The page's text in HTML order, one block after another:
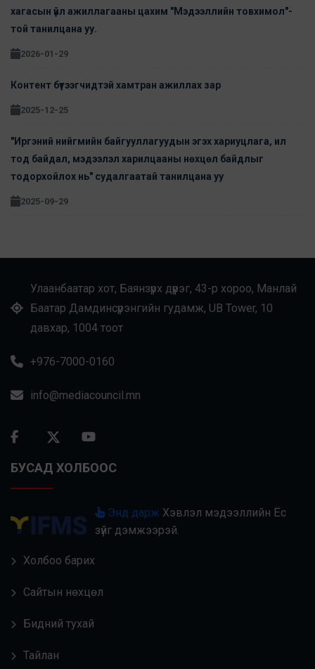
хагасын үйл ажиллагааны цахим "Мэдээллийн товхимол"-
той танилцана уу.
2026-01-29
Контент бүтээгчидтэй хамтран ажиллах зар
2025-12-25
"Иргэний нийгмийн байгууллагуудын эгэх хариуцлага, ил
тод байдал, мэдээлэл харилцааны нөхцөл байдлыг
тодорхойлох нь" судалгаатай танилцана уу
2025-09-29
Улаанбаатар хот, Баянзүрх дүүрэг, 43-р хороо, Манлай
Баатар Дамдинсүрэнгийн гудамж, UB Tower, 10
давхар, 1004 тоот
+976-7000-0160
info@mediacouncil.mn
БУСАД ХОЛБООС
Энд дарж Хэвлэл мэдээллийн Ёс
зүйг дэмжээрэй.
Холбоо барих
Сайтын нөхцөл
Бидний тухай
Тайлан